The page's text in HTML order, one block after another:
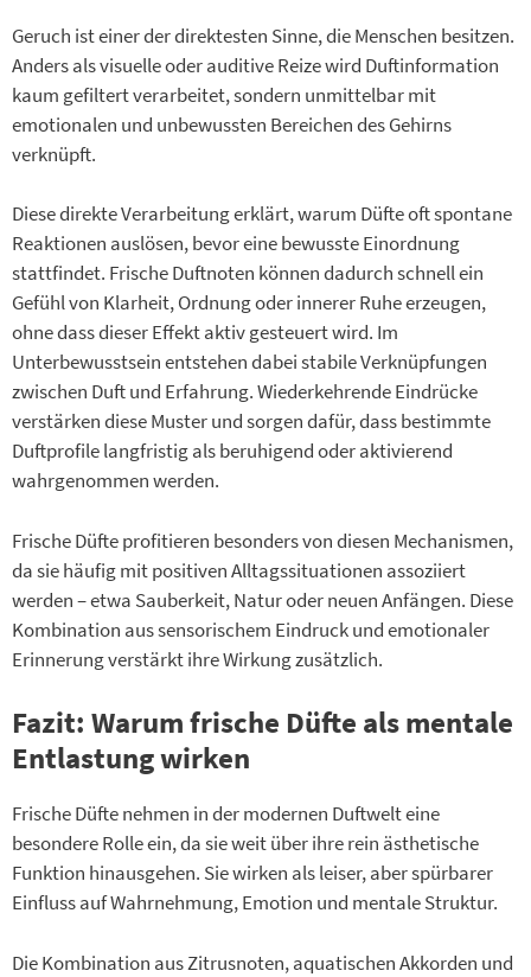
Geruch ist einer der direktesten Sinne, die Menschen besitzen.
Anders als visuelle oder auditive Reize wird Duftinformation
kaum gefiltert verarbeitet, sondern unmittelbar mit
emotionalen und unbewussten Bereichen des Gehirns
verknüpft.
Diese direkte Verarbeitung erklärt, warum Düfte oft spontane
Reaktionen auslösen, bevor eine bewusste Einordnung
stattfindet. Frische Duftnoten können dadurch schnell ein
Gefühl von Klarheit, Ordnung oder innerer Ruhe erzeugen,
ohne dass dieser Effekt aktiv gesteuert wird. Im
Unterbewusstsein entstehen dabei stabile Verknüpfungen
zwischen Duft und Erfahrung. Wiederkehrende Eindrücke
verstärken diese Muster und sorgen dafür, dass bestimmte
Duftprofile langfristig als beruhigend oder aktivierend
wahrgenommen werden.
Frische Düfte profitieren besonders von diesen Mechanismen,
da sie häufig mit positiven Alltagssituationen assoziiert
werden – etwa Sauberkeit, Natur oder neuen Anfängen. Diese
Kombination aus sensorischem Eindruck und emotionaler
Erinnerung verstärkt ihre Wirkung zusätzlich.
Fazit: Warum frische Düfte als mentale
Entlastung wirken
Frische Düfte nehmen in der modernen Duftwelt eine
besondere Rolle ein, da sie weit über ihre rein ästhetische
Funktion hinausgehen. Sie wirken als leiser, aber spürbarer
Einfluss auf Wahrnehmung, Emotion und mentale Struktur.
Die Kombination aus Zitrusnoten, aquatischen Akkorden und